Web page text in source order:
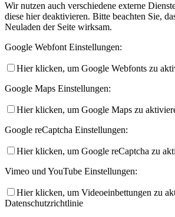
Wir nutzen auch verschiedene externe
diese hier deaktivieren. Bitte beachten Sie,
Neuladen der Seite wirksam.
Google Webfont Einstellungen:
Hier klicken, um Google Webfonts zu
Google Maps Einstellungen:
Hier klicken, um Google Maps zu
Google reCaptcha Einstellungen:
Hier klicken, um Google reCaptcha zu
Vimeo und YouTube Einstellungen:
Hier klicken, um Videoeinbettungen zu
Datenschutzrichtlinie